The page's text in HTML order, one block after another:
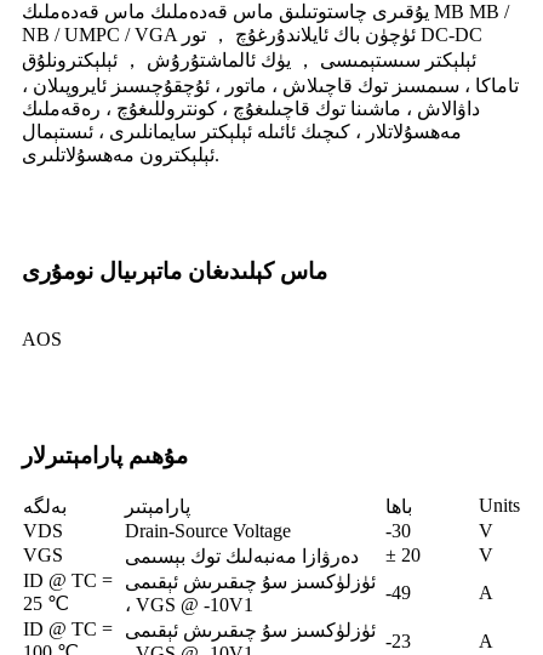
يۇقىرى چاستوتىلىق ماس قەدەملىك ماس قەدەملىك MB MB /
NB / UMPC / VGA ئۈچۈن باك ئايلاندۇرغۇچ ， تور DC-DC
ئېلېكتر سىستېمىسى ， يۈك ئالماشتۇرۇش ， ئېلېكترونلۇق
تاماكا ، سىمسىز توك قاچىلاش ، ماتور ، ئۇچقۇچىسىز ئايروپىلان ،
داۋالاش ، ماشىنا توك قاچىلىغۇچ ، كونتروللىغۇچ ، رەقەملىك
مەھسۇلاتلار ، كىچىك ئائىلە ئېلېكتر سايمانلىرى ، ئىستېمال
ئېلېكترون مەھسۇلاتلىرى.
ماس كېلىدىغان ماتېرىيال نومۇرى
AOS
مۇھىم پارامېتىرلار
بەلگە پارامېتىر باھا
Units
VDS
Drain-Source Voltage -30
V
VGS
دەرۋازا مەنبەلىك توك بېسىمى ± 20
V
ID @ TC =
25 ℃
ئۈزلۈكسىز سۇ چىقىرىش ئېقىمى
، VGS @ -10V1
-49
A
ID @ TC =
ئۈزلۈكسىز سۇ چىقىرىش ئېقىمى
-23 A